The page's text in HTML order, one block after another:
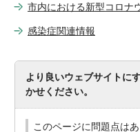
市内における新型コロナ
感染症関連情報
より良いウェブサイトに
かせください。
このページに問題点は